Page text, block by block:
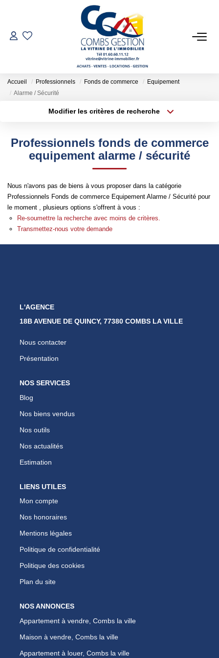
VENTES
LOCATIONS
GESTION LOCATIVE
ESTIMATION
NOTRE AGENCE
Qui Sommes-Nous
Notre Équipe
Nos Partenaires
ESPACE CLIENT
Accueil Professionnels Fonds de commerce
Equipement
Alarme / Sécurité
Modifier les critères de recherche
Sélectionnez...
Type de bien
Surface min
Créer une alerte
Professionnels fonds de commerce
equipement alarme / sécurité
Nous n'avons pas de biens à vous proposer dans la catégorie
Professionnels Fonds de commerce Equipement Alarme / Sécurité pour
le moment , plusieurs options s'offrent à vous :
Re-soumettre la recherche avec moins de critères.
Transmettez-nous votre demande
L'AGENCE
18B AVENUE DE QUINCY, 77380 COMBS LA VILLE
Nous contacter
Présentation
NOS SERVICES
Blog
Nos biens vendus
Nos outils
Nos actualités
Estimation
LIENS UTILES
Mon compte
Nos honoraires
Mentions légales
Politique de confidentialité
Politique des cookies
Plan du site
NOS ANNONCES
Appartement à vendre, Combs la ville
Maison à vendre, Combs la ville
Appartement à louer, Combs la ville